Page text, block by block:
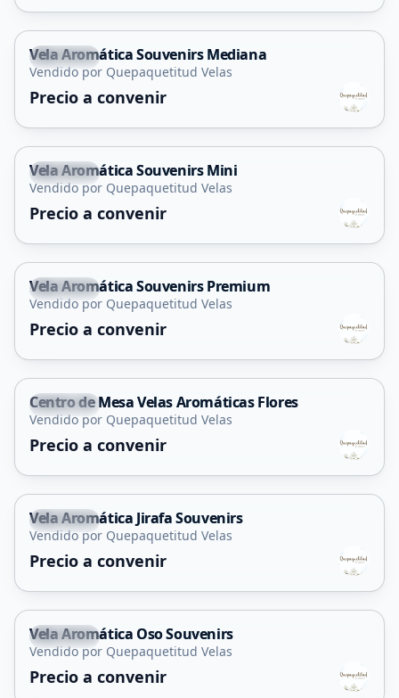
Capital
Vela Aromática Souvenirs Mediana
Vendido por Quepaquetitud Velas
Precio a convenir
Capital
Vela Aromática Souvenirs Mini
Vendido por Quepaquetitud Velas
Precio a convenir
Capital
Vela Aromática Souvenirs Premium
Vendido por Quepaquetitud Velas
Precio a convenir
Capital
Centro de Mesa Velas Aromáticas Flores
Vendido por Quepaquetitud Velas
Precio a convenir
Capital
Vela Aromática Jirafa Souvenirs
Vendido por Quepaquetitud Velas
Precio a convenir
Capital
Vela Aromática Oso Souvenirs
Vendido por Quepaquetitud Velas
Precio a convenir